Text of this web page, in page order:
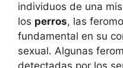
individuos de una
los perros, las
fundamental en su
sexual. Algunas